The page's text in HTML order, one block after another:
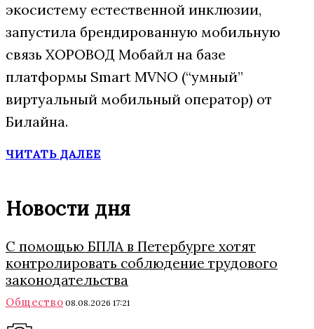
экосистему естественной инклюзии,
запустила брендированную мобильную
связь ХОРОВОД Мобайл на базе
платформы Smart MVNO (“умный”
виртуальный мобильный оператор) от
Билайна.
ЧИТАТЬ ДАЛЕЕ
Новости дня
С помощью БПЛА в Петербурге хотят
контролировать соблюдение трудового
законодательства
Общество 08.08.2026 17:21